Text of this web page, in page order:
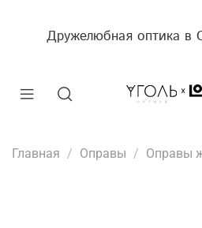
Дружелюбная оптика в
Главная Оправы Оправы